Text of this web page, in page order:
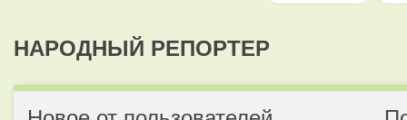
НАРОДНЫЙ РЕПОРТЕР